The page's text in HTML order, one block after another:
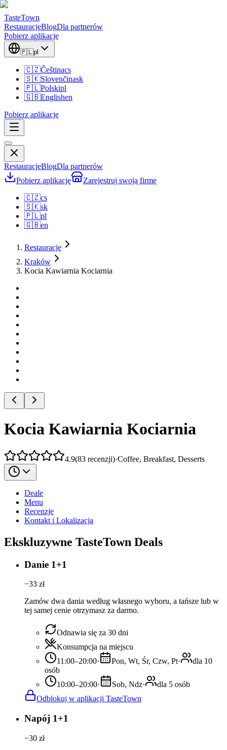
TasteTown
RestauracjeBlogDla partnerów
Pobierz aplikację
🇵🇱pl
🇨🇿Češtinacs
🇸🇰Slovenčinask
🇵🇱Polskipl
🇬🇧Englishen
Pobierz aplikację
RestauracjeBlogDla partnerów
Pobierz aplikację
Zarejestruj swoją firmę
🇨🇿cs
🇸🇰sk
🇵🇱pl
🇬🇧en
Restauracje
Kraków
Kocia Kawiarnia Kociarnia
Kocia Kawiarnia Kociarnia
4.9(83 recenzji)·Coffee, Breakfast, Desserts
Deale
Menu
Recenzje
Kontakt i Lokalizacja
Ekskluzywne TasteTown Deals
Danie 1+1
−33 zł
Zamów dwa dania według własnego wyboru, a tańsze lub w
tej samej cenie otrzymasz za darmo.
Odnawia się za 30 dni
Konsumpcja na miejscu
11:00–20:00· Pon, Wt, Śr, Czw, Pt·
dla 10
osób
10:00–20:00· Sob, Ndz·
dla 5 osób
Odblokuj w aplikacji TasteTown
Napój 1+1
−30 zł